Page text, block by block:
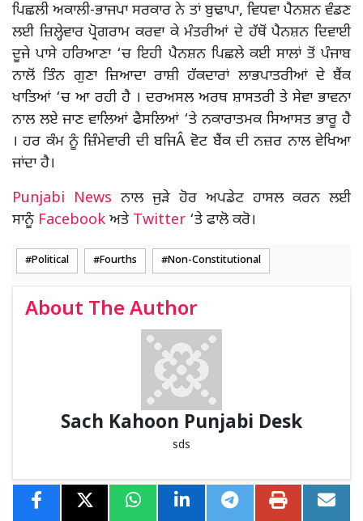
ਪਿਛਲੀ ਅਕਾਲੀ-ਭਾਜਪਾ ਸਰਕਾਰ ਨੇ ਤਾਂ ਬੁਢਾਪਾ, ਵਿਧਵਾ ਪੈਨਸ਼ਨ ਵੰਡਣ
ਲਈ ਜ਼ਿਲ੍ਹੇਵਾਰ ਪ੍ਰੋਗਰਾਮ ਕਰਵਾ ਕੇ ਮੰਤਰੀਆਂ ਦੇ ਹੱਥੋਂ ਪੈਨਸ਼ਨ ਦਿਵਾਈ
ਦੂਜੇ ਪਾਸੇ ਹਰਿਆਣਾ ‘ਚ ਇਹੀ ਪੈਨਸ਼ਨ ਪਿਛਲੇ ਕਈ ਸਾਲਾਂ ਤੋਂ ਪੰਜਾਬ
ਨਾਲੋਂ ਤਿੰਨ ਗੁਣਾ ਜ਼ਿਆਦਾ ਰਾਸ਼ੀ ਹੱਕਦਾਰਾਂ ਲਾਭਪਾਤਰੀਆਂ ਦੇ ਬੈਂਕ
ਖਾਤਿਆਂ ‘ਚ ਆ ਰਹੀ ਹੈ । ਦਰਅਸਲ ਅਰਥ ਸ਼ਾਸਤਰੀ ਤੇ ਸੇਵਾ ਭਾਵਨਾ
ਨਾਲ ਲਏ ਜਾਣ ਵਾਲਿਆਂ ਫੈਸਲਿਆਂ ‘ਤੇ ਨਕਾਰਾਤਮਕ ਸਿਆਸਤ ਭਾਰੂ ਹੈ
। ਹਰ ਕੰਮ ਨੂੰ ਜ਼ਿੰਮੇਵਾਰੀ ਦੀ ਬਜਿÂ ਵੋਟ ਬੈਂਕ ਦੀ ਨਜ਼ਰ ਨਾਲ ਵੇਖਿਆ
ਜਾਂਦਾ ਹੈ।
Punjabi News ਨਾਲ ਜੁੜੇ ਹੋਰ ਅਪਡੇਟ ਹਾਸਲ ਕਰਨ ਲਈ
ਸਾਨੂੰ Facebook ਅਤੇ Twitter ‘ਤੇ ਫਾਲੋ ਕਰੋ।
Political Fourths Non-Constitutional
About The Author
Sach Kahoon Punjabi Desk
sds